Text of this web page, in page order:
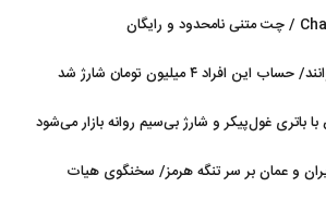
افراد ۴ میلیون تومان شارژ شد
و عمان بر سر تنگه هرمز/ سخنگوی هیات